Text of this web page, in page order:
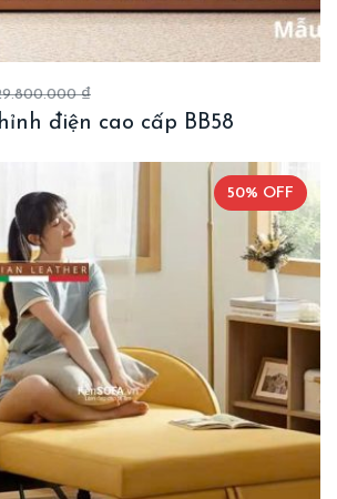
₫
điện cao cấp BB58
50% OFF